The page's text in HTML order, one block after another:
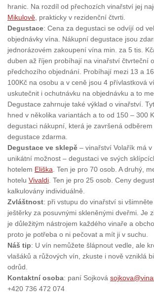
hranic. Na rozdíl od přechozích vinařství jej
Mikulově , prakticky v rezidenční čtvrti.
Degustace: Cena za degustaci se odvíjí od
objednávky vína. Nákupní degustace jsou
jednorázovém zakoupení vína min. za 5 tis.
duben až říjen probíhají na vinařství čtvrteční
předchozího objednání. Probíhají mezi 13 a
100Kč na osobu a v ceně jsou 4 přívlastková
uskutečnit i ochutnávku na objednávku a to
Degustace zahrnuje také výklad o vinařství.
hned v několika variantách a to od 150 – 300
degustaci nákupní, která je završená
degustace zdarma.
Degustace ve sklepě – vinařství Volařík má v
unikátní možnost – degustaci ve svých
hotelem Eliška . Ten je pro 70 osob. A druhý,
hotelu Vivaldi . Ten je pro 25 osob. Ceny
kalkulovány individuálně.
Zvláštnost: při vstupu do vinařství si
ještěrky za posuvnými skleněnými dveřmi. Je
je důležitým nástrojem každého vinaře a
proto je potřeba o ni pečovat a mít ji v suchu.
Náš tip: U vín nemůžete šlápnout vedle, ale
vlašáků a růžových vín, zkuste i nově vzniklá
odrůd.
Kontaktní osoba: paní Sojková
+420 736 472 074